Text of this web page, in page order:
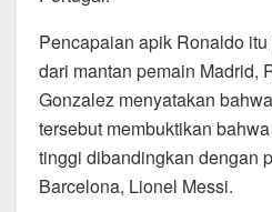
Pencapaian apik Ronaldo
dari mantan pemain Madrid,
Gonzalez menyatakan
tersebut membuktikan
tinggi dibandingkan dengan
Barcelona, Lionel Messi.